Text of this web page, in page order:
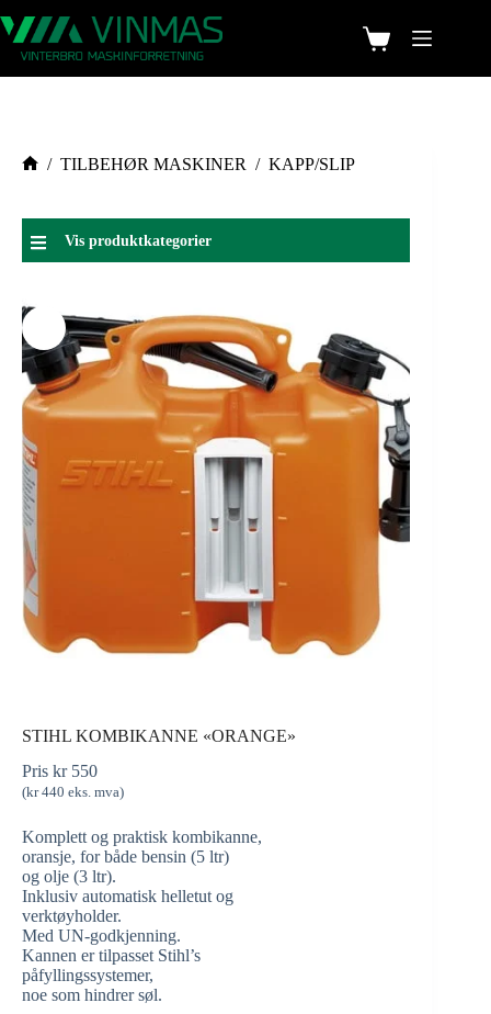
/ TILBEHØR MASKINER / KAPP/SLIP
Vis produktkategorier
STIHL KOMBIKANNE «ORANGE»
Pris kr550
(kr440 eks. mva)
Komplett og praktisk kombikanne,
oransje, for både bensin (5 ltr)
og olje (3 ltr).
Inklusiv automatisk helletut og
verktøyholder.
Med UN-godkjenning.
Kannen er tilpasset Stihl’s
påfyllingssystemer,
noe som hindrer søl.